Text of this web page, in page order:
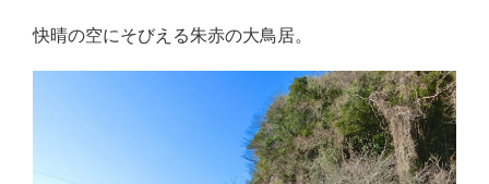
快晴の空にそびえる朱赤の大鳥居。